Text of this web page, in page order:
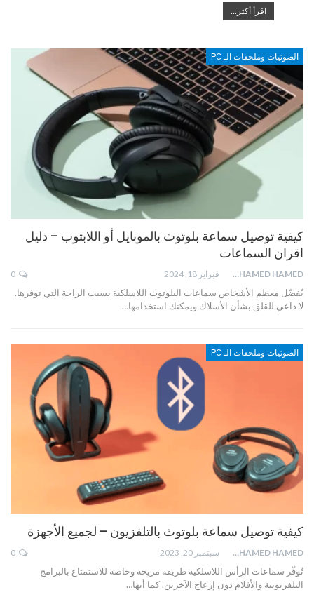
اقرأ أكثر...
الصوتيات وملحقات الـ PC
كيفية توصيل سماعة بلوتوث بالموبايل أو اللابتوب – دليل
اقران السماعات
MOHAMED HAMED فبراير 18, 2024
يُفضّل معظم الأشخاص سماعات البلوتوث اللاسلكية بسبب الراحة التي توفرها.
لا داعي للقلق بشأن الأسلاك ويمكنك استخدامها…
الصوتيات وملحقات الـ PC
كيفية توصيل سماعة بلوتوث بالتلفزيون – لجميع الأجهزة
MOHAMED HAMED سبتمبر 20, 2023
تُوفّر سماعات الرأس اللاسلكية طريقة مريحة وخاصة للاستمتاع بالبرامج
التلفزيونية والأفلام دون إزعاج الآخرين. كما أنها…